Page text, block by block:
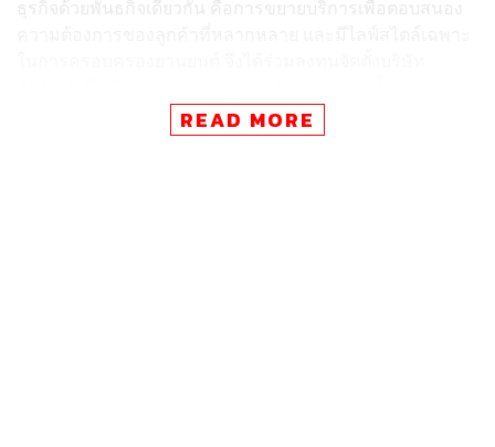
ธุรกิจด้วยพันธกิจเดียวกัน คือการขยายบริการเพื่อตอบสนอง
ในด้านธุรกิจยานยนต์และนวัตกรรมทางการเงิน
READ MORE